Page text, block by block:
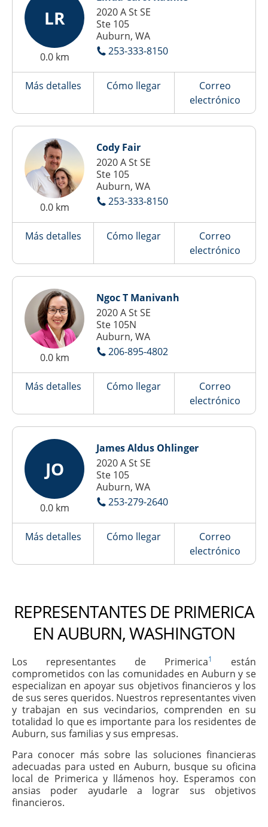
LR
0.0 km
2020 A St SE
Ste 105
Auburn, WA
253-333-8150
Más detalles Cómo llegar
Correo
electrónico
0.0 km
Cody Fair
2020 A St SE
Ste 105
Auburn, WA
253-333-8150
Más detalles Cómo llegar
Correo
electrónico
0.0 km
Ngoc T Manivanh
2020 A St SE
Ste 105N
Auburn, WA
206-895-4802
Más detalles Cómo llegar
Correo
electrónico
JO
0.0 km
James Aldus Ohlinger
2020 A St SE
Ste 105
Auburn, WA
253-279-2640
Más detalles Cómo llegar
Correo
electrónico
REPRESENTANTES DE PRIMERICA
EN AUBURN, WASHINGTON
Los representantes de Primerica1
están
comprometidos con las comunidades en Auburn y se
especializan en apoyar sus objetivos financieros y los
de sus seres queridos. Nuestros representantes viven
y trabajan en sus vecindarios, comprenden en su
totalidad lo que es importante para los residentes de
Auburn, sus familias y sus empresas.
Para conocer más sobre las soluciones financieras
adecuadas para usted en Auburn, busque su oficina
local de Primerica y llámenos hoy. Esperamos con
ansias poder ayudarle a lograr sus objetivos
financieros.